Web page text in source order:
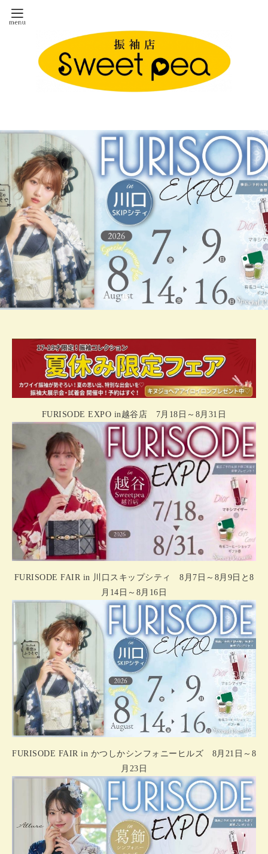
FURISODE EXPO in越谷店 7月18日～8月31日
FURISODE FAIR in 川口スキップシティ 8月7日～8月9日と8
月14日～8月16日
FURISODE FAIR in かつしかシンフォニーヒルズ 8月21日～8
月23日